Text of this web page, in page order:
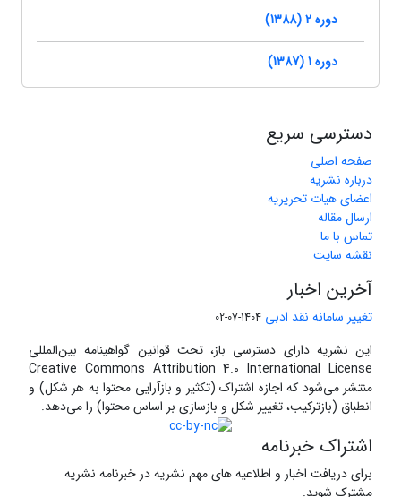
دوره 2 (1388)
دوره 1 (1387)
دسترسی سریع
صفحه اصلی
درباره نشریه
اعضای هیات تحریریه
ارسال مقاله
تماس با ما
نقشه سایت
آخرین اخبار
تغییر سامانه نقد ادبی 1404-07-02
این نشریه دارای دسترسی باز، تحت قوانین گواهینامه بین‌المللی
Creative Commons Attribution 4.0 International License
منتشر می‌شود که اجازه اشتراک (تکثیر و بازآرایی محتوا به هر شکل) و
انطباق (بازترکیب، تغییر شکل و بازسازی بر اساس محتوا) را می‌دهد.
اشتراک خبرنامه
برای دریافت اخبار و اطلاعیه های مهم نشریه در خبرنامه نشریه
مشترک شوید.